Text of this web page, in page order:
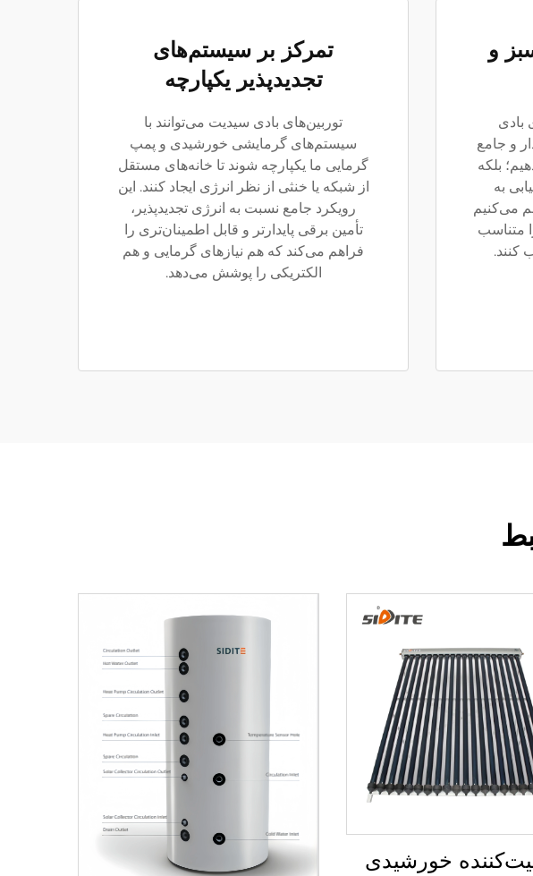
و
بادی
و جامع
بلکه
به
می‌کنیم
متناسب
کنند.
تمرکز بر سیستم‌های
تجدیدپذیر یکپارچه
توربین‌های بادی سیدیت می‌توانند با
سیستم‌های گرمایشی خورشیدی و پمپ
گرمایی ما یکپارچه شوند تا خانه‌های مستقل
از شبکه یا خنثی از نظر انرژی ایجاد کنند. این
رویکرد جامع نسبت به انرژی تجدیدپذیر،
تأمین برقی پایدارتر و قابل اطمینان‌تری را
فراهم می‌کند که هم نیازهای گرمایی و هم
الکتریکی را پوشش می‌دهد.
خورشیدی